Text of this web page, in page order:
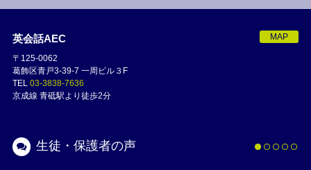
MAP
英会話AEC
〒125-0062
葛飾区青戸3-39-7 一周ビル３F
TEL 03-3838-7636
京成線 青砥駅より徒歩2分
生徒・保護者の声